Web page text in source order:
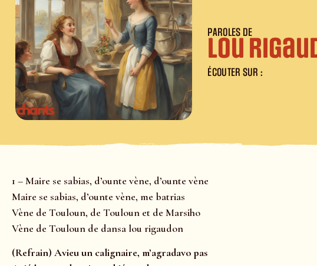
PAROLES DE
Lou
ÉCOUTER SUR :
1 – Maire se sabias, d’ounte vène, d’ounte vène
Maire se sabias, d’ounte vène, me batrias
Vène de Touloun, de Touloun et de Marsiho
Vène de Touloun de dansa lou rigaudon
(Refrain) Avieu un calignaire, m’agradavo pas